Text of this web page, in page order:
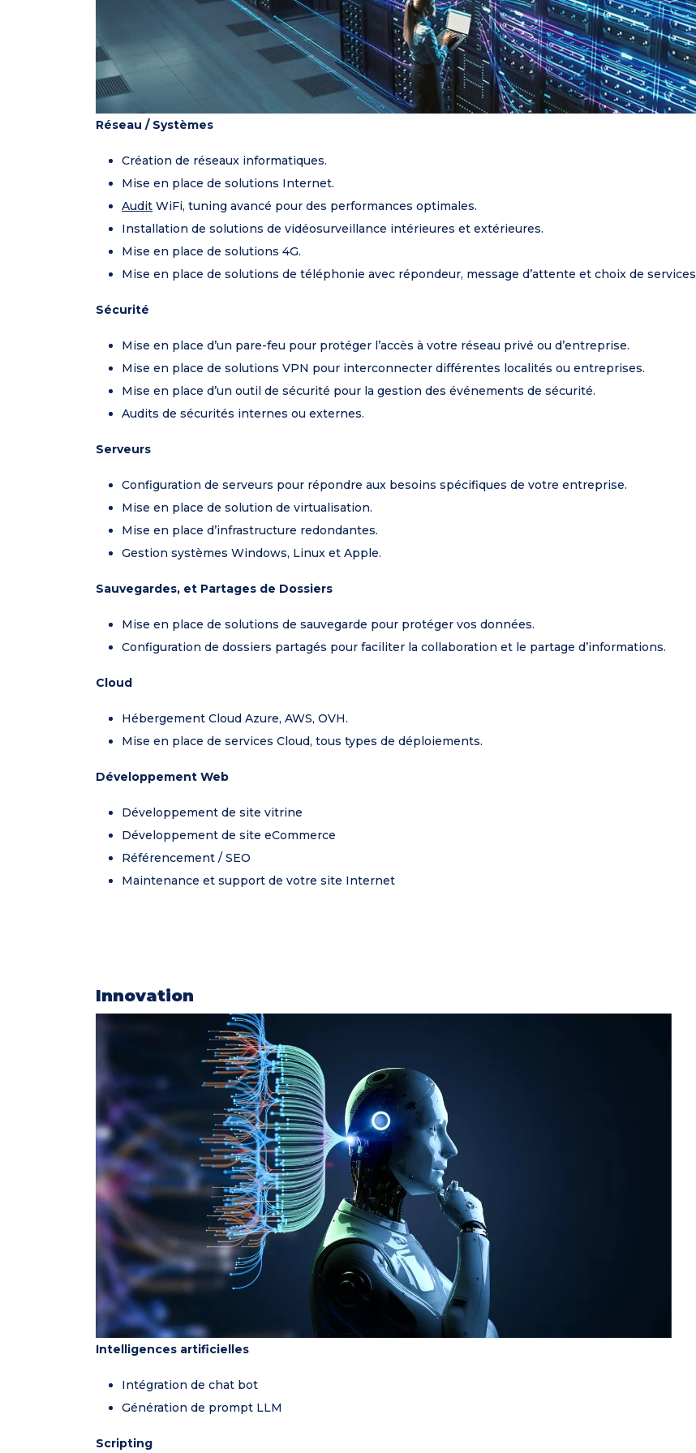
Réseau / Systèmes
Création de réseaux informatiques.
Mise en place de solutions Internet.
Audit WiFi, tuning avancé pour des performances optimales.
Installation de solutions de vidéosurveillance intérieures et extérieures.
Mise en place de solutions 4G.
Mise en place de solutions de téléphonie avec répondeur, message d’attente et choix de services
Sécurité
Mise en place d’un pare-feu pour protéger l’accès à votre réseau privé ou d’entreprise.
Mise en place de solutions VPN pour interconnecter différentes localités ou entreprises.
Mise en place d’un outil de sécurité pour la gestion des événements de sécurité.
Audits de sécurités internes ou externes.
Serveurs
Configuration de serveurs pour répondre aux besoins spécifiques de votre entreprise.
Mise en place de solution de virtualisation.
Mise en place d’infrastructure redondantes.
Gestion systèmes Windows, Linux et Apple.
Sauvegardes, et Partages de Dossiers
Mise en place de solutions de sauvegarde pour protéger vos données.
Configuration de dossiers partagés pour faciliter la collaboration et le partage d’informations.
Cloud
Hébergement Cloud Azure, AWS, OVH.
Mise en place de services Cloud, tous types de déploiements.
Développement Web
Développement de site vitrine
Développement de site eCommerce
Référencement / SEO
Maintenance et support de votre site Internet
Innovation
Intelligences artificielles
Intégration de chat bot
Génération de prompt LLM
Scripting